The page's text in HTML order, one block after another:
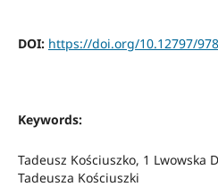
DOI: https://doi.org/10.12797/
Keywords:
Tadeusz Kościuszko, 1 Lwowska
Tadeusza Kościuszki